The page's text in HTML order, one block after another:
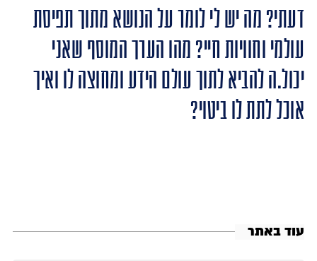
דעתי? מה יש לי לומר על הנושא מתוך תפיסת
עולמי וחוויות חיי? מהו הערך המוסף שאני
יכול.ה להביא לתוך עולם הידע ומחוצה לו ואיך
אוכל לתת לו ביטוי?
עוד באתר